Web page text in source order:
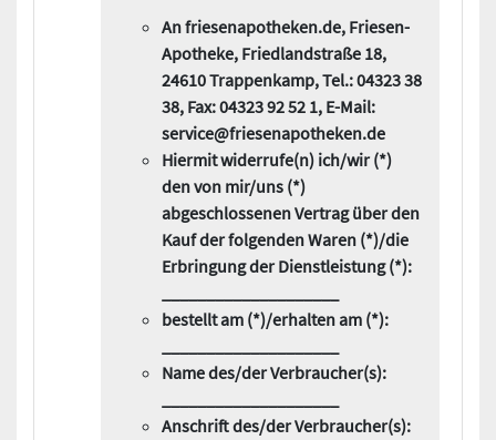
An friesenapotheken.de, Friesen-
Apotheke, Friedlandstraße 18,
24610 Trappenkamp, Tel.: 04323 38
38, Fax: 04323 92 52 1, E-Mail:
service@friesenapotheken.de
Hiermit widerrufe(n) ich/wir (*)
den von mir/uns (*)
abgeschlossenen Vertrag über den
Kauf der folgenden Waren (*)/die
Erbringung der Dienstleistung (*):
bestellt am (*)/erhalten am (*):
Name des/der Verbraucher(s):
Anschrift des/der Verbraucher(s):